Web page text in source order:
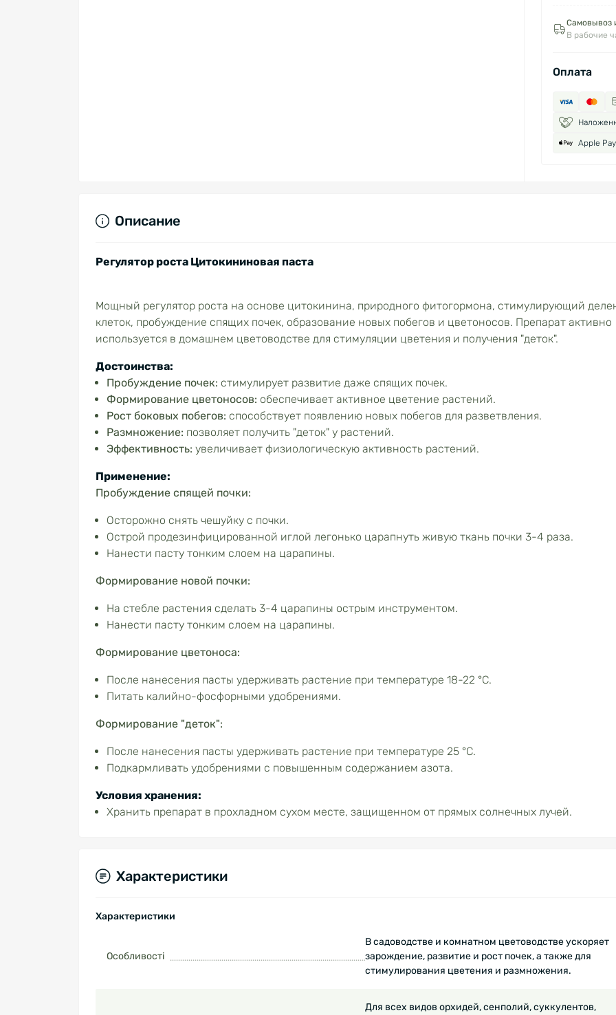
Самовывоз
В рабочие
Оплата
Apple Pay
Описание
Регулятор роста Цитокининовая паста
Мощный регулятор роста на основе цитокинина, природного фитогормона, стимулирующий
клеток, пробуждение спящих почек, образование новых побегов и цветоносов. Препарат активно
используется в домашнем цветоводстве для стимуляции цветения и получения "деток".
Достоинства:
Пробуждение почек: стимулирует развитие даже спящих почек.
Формирование цветоносов: обеспечивает активное цветение растений.
Рост боковых побегов: способствует появлению новых побегов для разветвления.
Размножение: позволяет получить "деток" у растений.
Эффективность: увеличивает физиологическую активность растений.
Применение:
Пробуждение спящей почки:
Осторожно снять чешуйку с почки.
Острой продезинфицированной иглой легонько царапнуть живую ткань почки 3-4 раза.
Нанести пасту тонким слоем на царапины.
Формирование новой почки:
На стебле растения сделать 3-4 царапины острым инструментом.
Нанести пасту тонким слоем на царапины.
Формирование цветоноса:
После нанесения пасты удерживать растение при температуре 18-22 °С.
Питать калийно-фосфорными удобрениями.
Формирование "деток":
После нанесения пасты удерживать растение при температуре 25 °С.
Подкармливать удобрениями с повышенным содержанием азота.
Условия хранения:
Хранить препарат в прохладном сухом месте, защищенном от прямых солнечных лучей.
Характеристики
Характеристики
Особливості
В садоводстве и комнатном цветоводстве ускоряет
зарождение, развитие и рост почек, а также для
стимулирования цветения и размножения.
Для всех видов орхидей, сенполий, суккулентов,